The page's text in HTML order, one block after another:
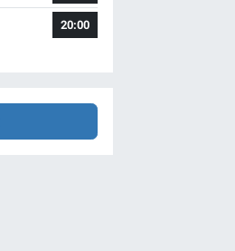
20:00